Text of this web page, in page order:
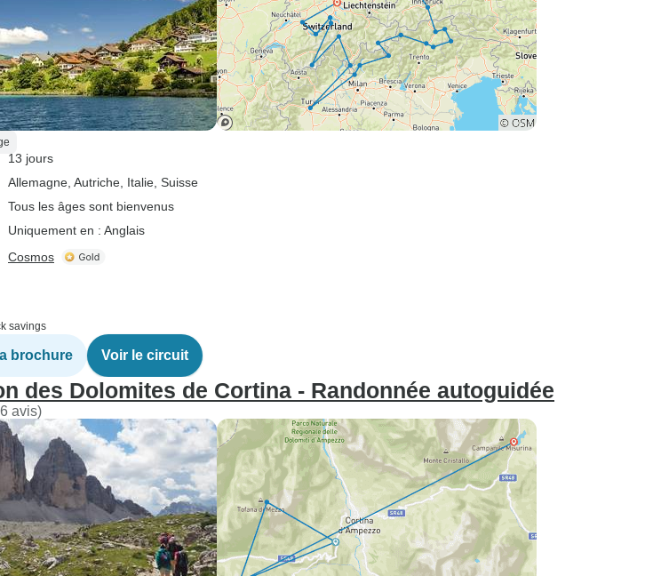
13 jours
Allemagne , Autriche , Italie , Suisse
Tous les âges sont bienvenus
Uniquement en : Anglais
Cosmos
savings
brochure Voir le circuit
des Dolomites de Cortina - Randonnée autoguidée
avis)